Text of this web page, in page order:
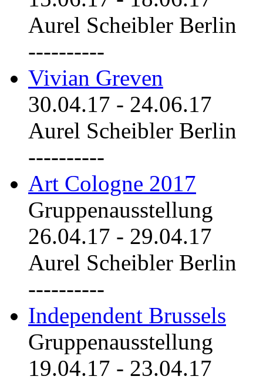
Aurel Scheibler Berlin
----------
Vivian Greven
30.04.17 - 24.06.17
Aurel Scheibler Berlin
----------
Art Cologne 2017
Gruppenausstellung
26.04.17 - 29.04.17
Aurel Scheibler Berlin
----------
Independent Brussels
Gruppenausstellung
19.04.17 - 23.04.17